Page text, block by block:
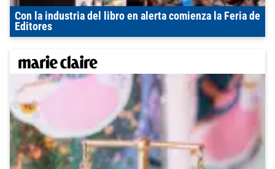
Con la industria del libro en alerta comienza la Feria de
Editores